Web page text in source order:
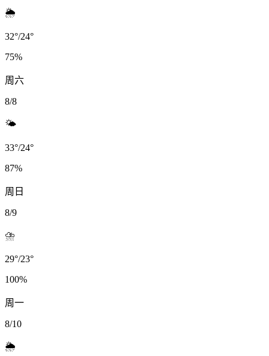
🌦️
32°/24°
75%
周六
8/8
🌤️
33°/24°
87%
周日
8/9
⛈️
29°/23°
100%
周一
8/10
🌦️